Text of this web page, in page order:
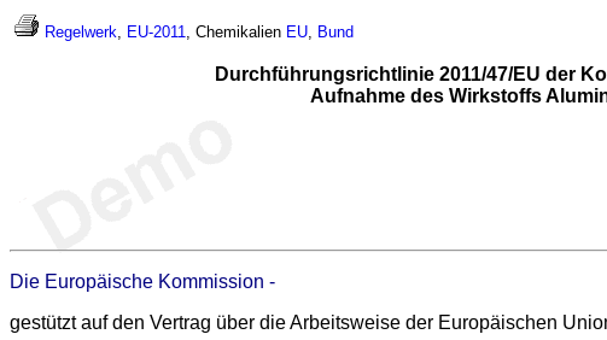
Regelwerk, EU-2011, Chemikalien EU, Bund
Durchführungsrichtlinie 2011/47/EU der
Aufnahme des Wirkstoffs
Die Europäische Kommission -
gestützt auf den Vertrag über die Arbeitsweise der Europäischen